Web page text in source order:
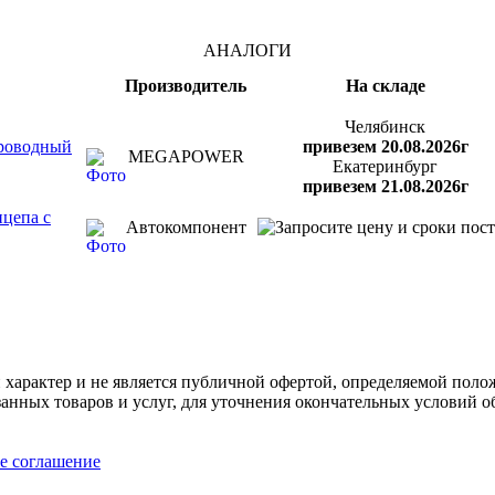
АНАЛОГИ
Производитель
На складе
MEGAPOWER
Челябинск
привезем 20.08.2026г
Екатеринбург
привезем 21.08.2026г
с
Автокомпонент
и не является публичной офертой, определяемой
товаров и услуг, для уточнения окончательных условий
соглашение